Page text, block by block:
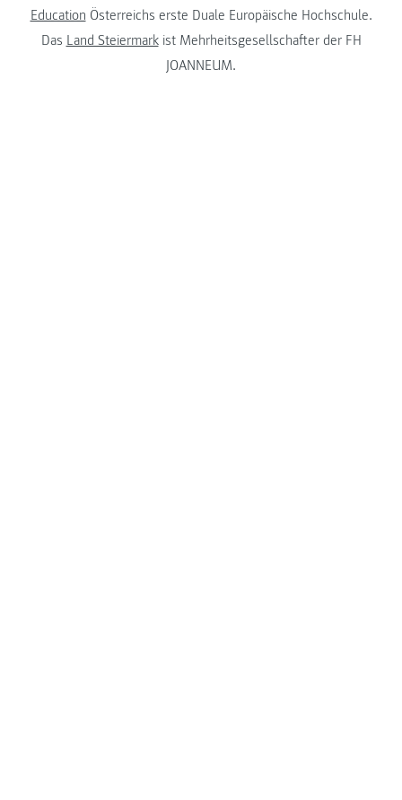
Education Österreichs erste Duale Europäische Hochschule.
Das Land Steiermarkist Mehrheitsgesellschafter der FH
JOANNEUM.